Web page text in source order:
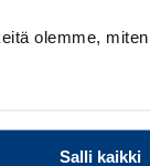
olemme,
Salli kaikki